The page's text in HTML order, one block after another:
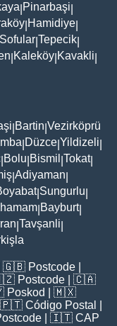
Pinarbaşi
Hamidiye
Sofular Tepecik
Kaleköy Kavakli
Bartin Vezirköprü
Düzce Yildizeli
Bolu Bismil Tokat|
Adiyaman
| Sungurlu
Bayburt|
Tavşanli
| 🇬🇧 Postcode
Postcode | 🇨🇦
Poskod
| 🇲🇽
🇵🇹 Código Postal
| 🇮🇹 CAP